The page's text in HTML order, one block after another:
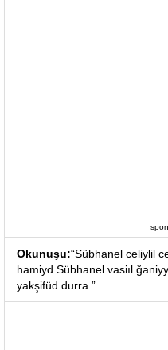
Okunuşu:“Sübhanel celiylil
hamiyd.Sübhanel vasiıl
yakşifüd durra.”